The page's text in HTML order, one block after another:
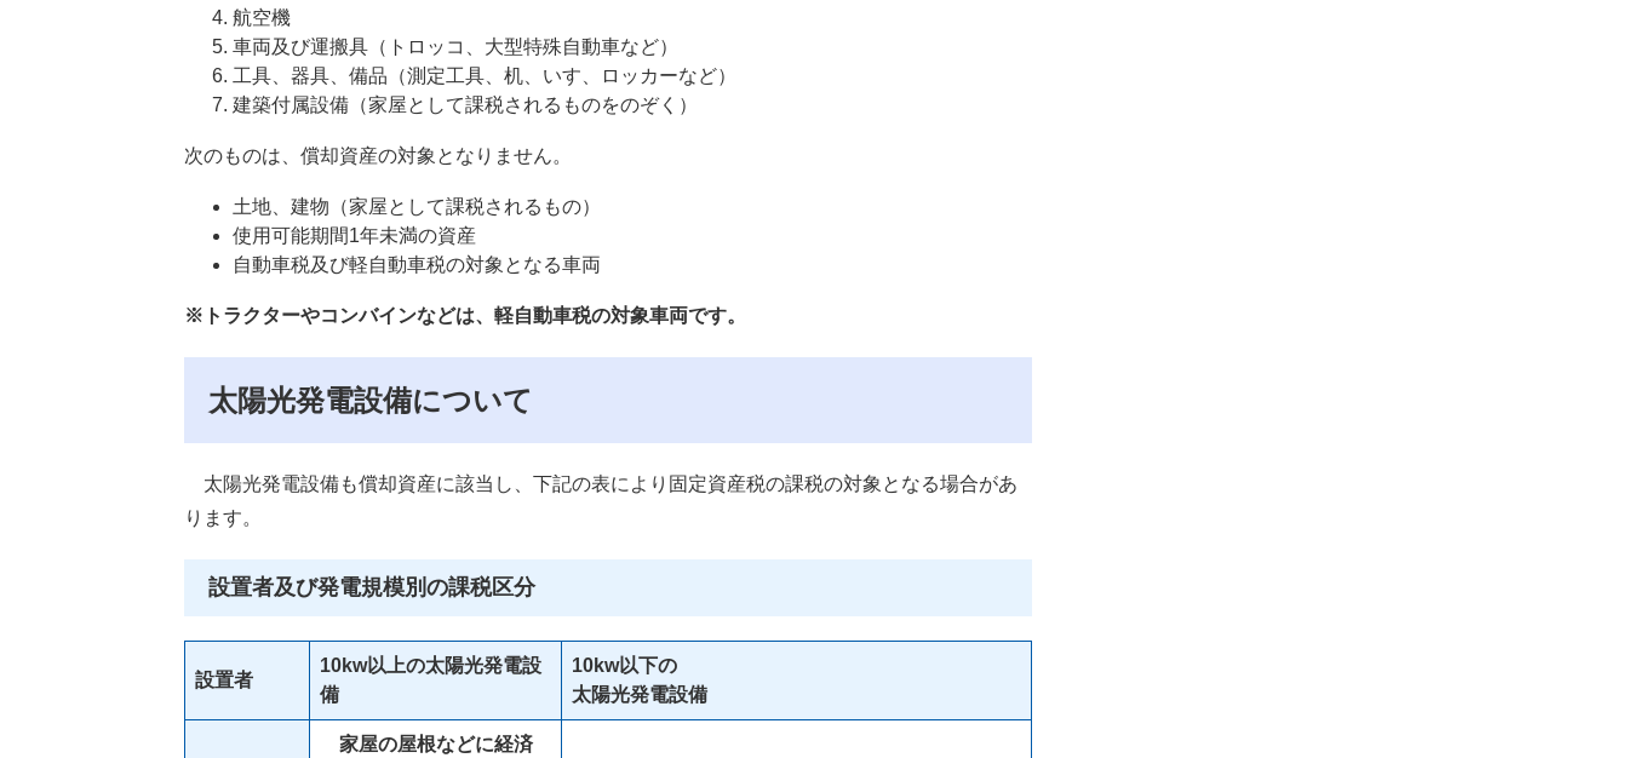
航空機
車両及び運搬具（トロッコ、大型特殊自動車など）
工具、器具、備品（測定工具、机、いす、ロッカーなど）
建築付属設備（家屋として課税されるものをのぞく）
次のものは、償却資産の対象となりません。
土地、建物（家屋として課税されるもの）
使用可能期間1年未満の資産
自動車税及び軽自動車税の対象となる車両
※トラクターやコンバインなどは、軽自動車税の対象車両です。
太陽光発電設備について
太陽光発電設備も償却資産に該当し、下記の表により固定資産税の課税の対象となる場合があ
ります。
設置者及び発電規模別の課税区分
設置者
10kw以上の太陽光発電設
備
10kw以下の
太陽光発電設備
家屋の屋根などに経済